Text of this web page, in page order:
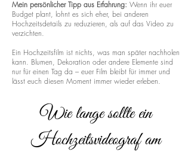
Mein persönlicher Tipp aus Erfahrung: Wenn ihr euer
Budget plant, lohnt es sich eher, bei anderen
Hochzeitsdetails zu reduzieren, als auf das Video zu
verzichten.
Ein Hochzeitsfilm ist nichts, was man später nachholen
kann. Blumen, Dekoration oder andere Elemente sind
nur für einen Tag da – euer Film bleibt für immer und
lässt euch diesen Moment immer wieder erleben.
Wie lange sollte ein
Hochzeitsvideograf am